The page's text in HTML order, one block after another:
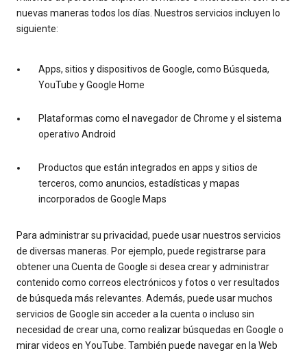
nuevas maneras todos los días. Nuestros servicios incluyen lo
siguiente:
Apps, sitios y dispositivos de Google, como Búsqueda,
YouTube y Google Home
Plataformas como el navegador de Chrome y el sistema
operativo Android
Productos que están integrados en apps y sitios de
terceros, como anuncios, estadísticas y mapas
incorporados de Google Maps
Para administrar su privacidad, puede usar nuestros servicios
de diversas maneras. Por ejemplo, puede registrarse para
obtener una Cuenta de Google si desea crear y administrar
contenido como correos electrónicos y fotos o ver resultados
de búsqueda más relevantes. Además, puede usar muchos
servicios de Google sin acceder a la cuenta o incluso sin
necesidad de crear una, como realizar búsquedas en Google o
mirar videos en YouTube. También puede navegar en la Web